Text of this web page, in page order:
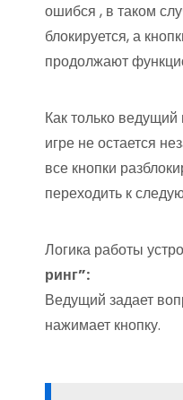
ошибся , в таком
блокируется, а
продолжают
Как только
игре не остается
все кнопки
переходить к
Логика работы
ринг”:
Ведущий задает
нажимает кнопку.